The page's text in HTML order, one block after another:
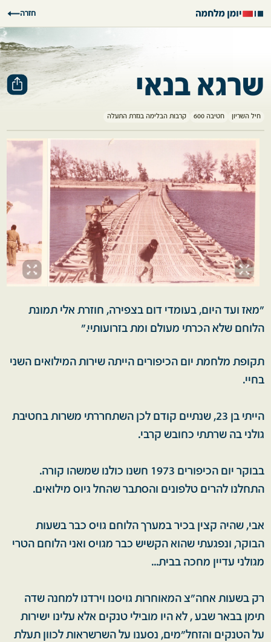
חזרה
שרגא בנאי
חיל השריון חטיבה 600 קרבות הבלימה בגזרת התעלה
"מאז ועד היום, בעומדי דום בצפירה, חוזרת אלי תמונת
הלוחם שלא הכרתי מעולם ומת בזרועותיי."
תקופת מלחמת יום הכיפורים הייתה שירות המילואים השני
בחיי.
הייתי בן 23, שנתיים קודם לכן השתחררתי משרות בחטיבת
גולני בה שרתתי כחובש קרבי.
בבוקר יום הכיפורים 1973 חשנו כולנו שמשהו קורה.
התחלנו להרים טלפונים והסתבר שהחל גיוס מילואים.
אבי, שהיה קצין בכיר במערך הלוחם גויס כבר בשעות
הבוקר, ונפגעתי שהוא הקשיש כבר מגויס ואני הלוחם הטרי
מגולני עדיין מחכה בבית...
רק בשעות אחה"צ המאוחרות גויסנו וירדנו למחנה שדה
תימן בבאר שבע , לא היו מובילי טנקים אלא עלינו ישירות
על הטנקים והזחל"מים, נסענו על השרשראות לכוון תעלת